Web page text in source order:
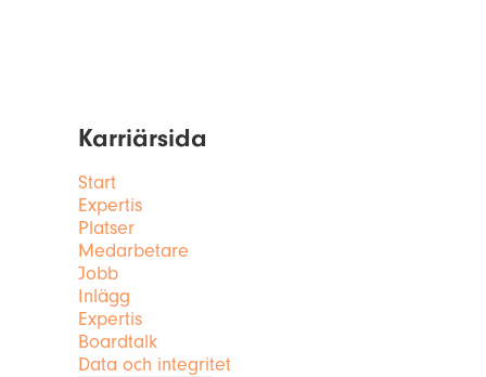
Karriärsida
Start
Expertis
Platser
Medarbetare
Jobb
Inlägg
Expertis
Boardtalk
Data och integritet